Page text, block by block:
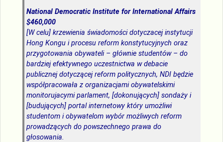
National Democratic Institute for International Affairs
$460,000
[W celu] krzewienia świadomości dotyczacej instytucji
Hong Kongu i procesu reform konstytucyjnych oraz
przygotowania obywateli – głównie studentów – do
bardziej efektywnego uczestnictwa w debacie
publicznej dotyczącej reform politycznych, NDI będzie
współpracowała z organizacjami obywatelskimi
monitorujacymi parlament, [dokonujących] sondaży i
[budujących] portal internetowy który umożliwi
studentom i obywatelom wybór możliwych reform
prowadzących do powszechnego prawa do
głosowania.